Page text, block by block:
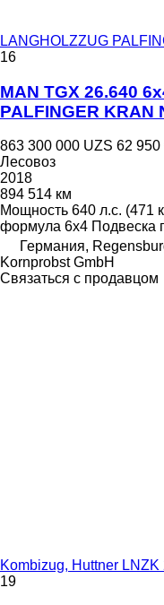
LANGHOLZZUG
16
MAN TGX 26.640
PALFINGER KRAN
863 300 000 UZS 62 950
Лесовоз
2018
894 514 км
Мощность 640 л.с. (471
формула 6x4 Подвеска
Германия,
Kornprobst GmbH
Связаться с продавцом
Kombizug, Huttner LNZK
19